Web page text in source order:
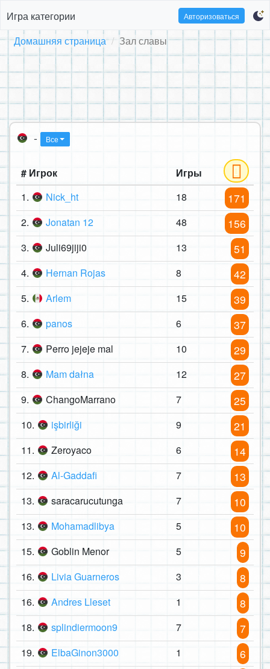
Игра категории Авторизоваться
Домашняя страница Зал славы
- Все
# Игрок
Игры
1.
Nick_ht 18 171
2. Jonatan 12 48 156
3. Juli69jiji0 13 51
4. Hernan Rojas 8 42
5. Arlem 15 39
6. panos 6 37
7. Perro jejeje mal 10 29
8. Mam dałna 12 27
9. ChangoMarrano 7 25
10. işbirliği 9 21
11. Zeroyaco 6 14
12. Al-Gaddafi 7 13
13. saracarucutunga 7 10
13. Mohamadlibya 5 10
15. Goblin Menor 5 9
16. Livia Guarneros 3 8
16. Andres Lleset 1 8
18. splindiermoon9 7 7
19. ElbaGinon3000 1 6